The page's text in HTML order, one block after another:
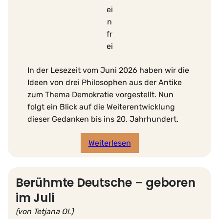
ei
n
fr
ei
In der Lesezeit vom Juni 2026 haben wir die
Ideen von drei Philosophen aus der Antike
zum Thema Demokratie vorgestellt. Nun
folgt ein Blick auf die Weiterentwicklung
dieser Gedanken bis ins 20. Jahrhundert.
Weiterlesen
Berühmte Deutsche – geboren
im Juli
(von Tetjana Ol.)